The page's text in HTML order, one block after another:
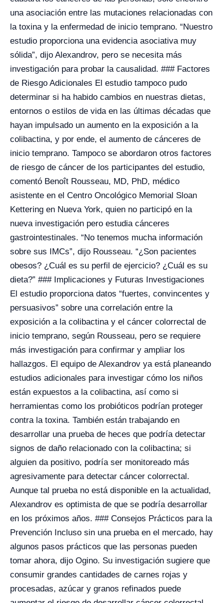
una asociación entre las mutaciones relacionadas con
la toxina y la enfermedad de inicio temprano. “Nuestro
estudio proporciona una evidencia asociativa muy
sólida”, dijo Alexandrov, pero se necesita más
investigación para probar la causalidad. ### Factores
de Riesgo Adicionales El estudio tampoco pudo
determinar si ha habido cambios en nuestras dietas,
entornos o estilos de vida en las últimas décadas que
hayan impulsado un aumento en la exposición a la
colibactina, y por ende, el aumento de cánceres de
inicio temprano. Tampoco se abordaron otros factores
de riesgo de cáncer de los participantes del estudio,
comentó Benoît Rousseau, MD, PhD, médico
asistente en el Centro Oncológico Memorial Sloan
Kettering en Nueva York, quien no participó en la
nueva investigación pero estudia cánceres
gastrointestinales. “No tenemos mucha información
sobre sus IMCs”, dijo Rousseau. “¿Son pacientes
obesos? ¿Cuál es su perfil de ejercicio? ¿Cuál es su
dieta?” ### Implicaciones y Futuras Investigaciones
El estudio proporciona datos “fuertes, convincentes y
persuasivos” sobre una correlación entre la
exposición a la colibactina y el cáncer colorrectal de
inicio temprano, según Rousseau, pero se requiere
más investigación para confirmar y ampliar los
hallazgos. El equipo de Alexandrov ya está planeando
estudios adicionales para investigar cómo los niños
están expuestos a la colibactina, así como si
herramientas como los probióticos podrían proteger
contra la toxina. También están trabajando en
desarrollar una prueba de heces que podría detectar
signos de daño relacionado con la colibactina; si
alguien da positivo, podría ser monitoreado más
agresivamente para detectar cáncer colorrectal.
Aunque tal prueba no está disponible en la actualidad,
Alexandrov es optimista de que se podría desarrollar
en los próximos años. ### Consejos Prácticos para la
Prevención Incluso sin una prueba en el mercado, hay
algunos pasos prácticos que las personas pueden
tomar ahora, dijo Ogino. Su investigación sugiere que
consumir grandes cantidades de carnes rojas y
procesadas, azúcar y granos refinados puede